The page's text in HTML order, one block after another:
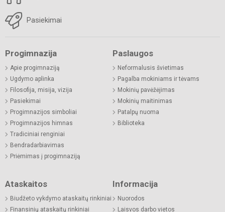
Pasiekimai
Progimnazija
Apie progimnaziją
Ugdymo aplinka
Filosofija, misija, vizija
Pasiekimai
Progimnazijos simboliai
Progimnazijos himnas
Tradiciniai renginiai
Bendradarbiavimas
Priėmimas į progimnaziją
Paslaugos
Neformalusis švietimas
Pagalba mokiniams ir tėvams
Mokinių pavėžėjimas
Mokinių maitinimas
Patalpų nuoma
Biblioteka
Ataskaitos
Biudžeto vykdymo ataskaitų rinkiniai
Finansinių ataskaitų rinkiniai
Informacija
Nuorodos
Laisvos darbo vietos